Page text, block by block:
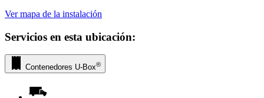
Ver mapa de la instalación
Servicios en esta ubicación:
Contenedores U-Box®